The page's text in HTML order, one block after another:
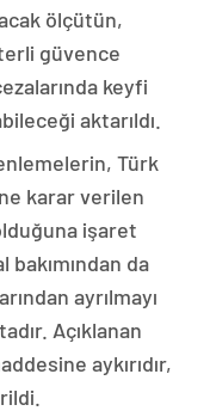
ölçütün,
güvence
keyfi
aktarıldı.
Türk
karar verilen
işaret
da
ayrılmayı
Açıklanan
aykırıdır,